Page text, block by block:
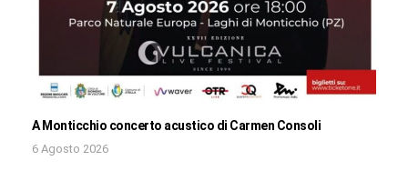
A Monticchio concerto acustico di Carmen Consoli
6 Agosto 2026